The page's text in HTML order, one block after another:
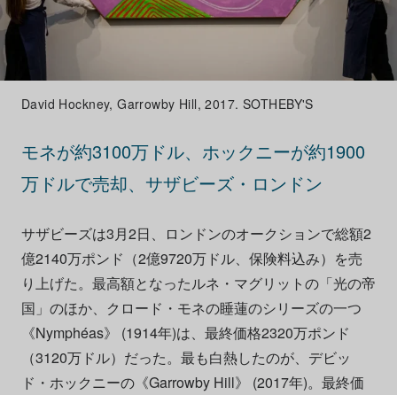
David Hockney, Garrowby Hill, 2017. SOTHEBY'S
モネが約3100万ドル、ホックニーが約1900
万ドルで売却、サザビーズ・ロンドン
サザビーズは3月2日、ロンドンのオークションで総額2
億2140万ポンド（2億9720万ドル、保険料込み）を売
り上げた。最高額となったルネ・マグリットの「光の帝
国」のほか、クロード・モネの睡蓮のシリーズの一つ
《Nymphéas》 (1914年)は、最終価格2320万ポンド
（3120万ドル）だった。最も白熱したのが、デビッ
ド・ホックニーの《Garrowby Hill》 (2017年)。最終価